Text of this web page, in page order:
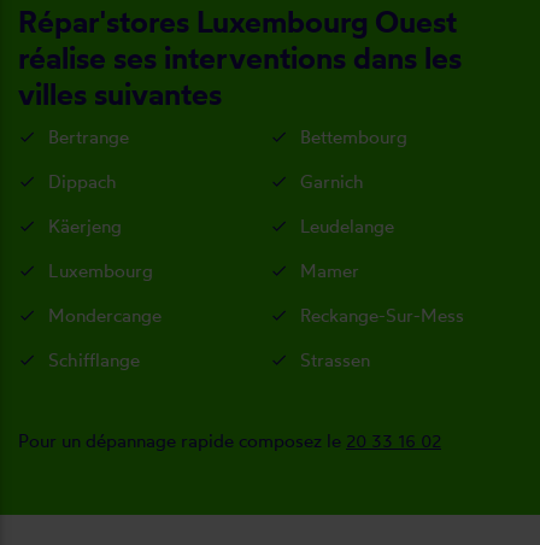
Répar'stores Luxembourg Ouest
réalise ses interventions dans les
villes suivantes
Bertrange
Bettembourg
Dippach
Garnich
Käerjeng
Leudelange
Luxembourg
Mamer
Mondercange
Reckange-Sur-Mess
Schifflange
Strassen
Pour un dépannage rapide composez le 20 33 16 02